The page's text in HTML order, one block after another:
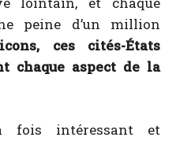
peine d’un million
ces cités-États
chaque aspect de la
fois intéressant et